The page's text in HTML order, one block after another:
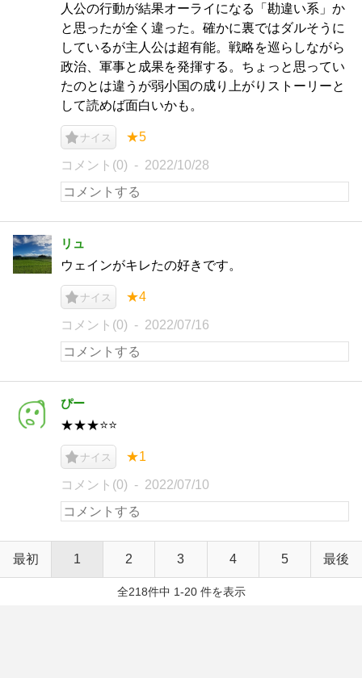
人公の行動が結果オーライになる「勘違い系」か
と思ったが全く違った。確かに裏ではダルそうに
しているが主人公は超有能。戦略を巡らしながら
政治、軍事と成果を発揮する。ちょっと思ってい
たのとは違うが弱小国の成り上がりストーリーと
して読めば面白いかも。
ナイス ★5
コメント(0) 2022/10/28
リュ
ウェインがキレたの好きです。
ナイス ★4
コメント(0) 2022/07/16
ぴー
★★★⭐⭐
ナイス ★1
コメント(0) 2022/07/10
最初 1 2 3 4 5 最後
全218件中 1-20 件を表示